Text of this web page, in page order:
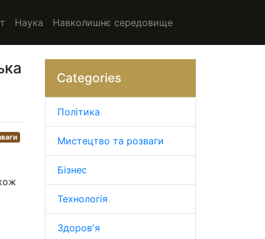
Наука Навколишнє середовище
Categories
Політика
Мистецтво та розваги
Бізнес
Технологія
Здоров'я